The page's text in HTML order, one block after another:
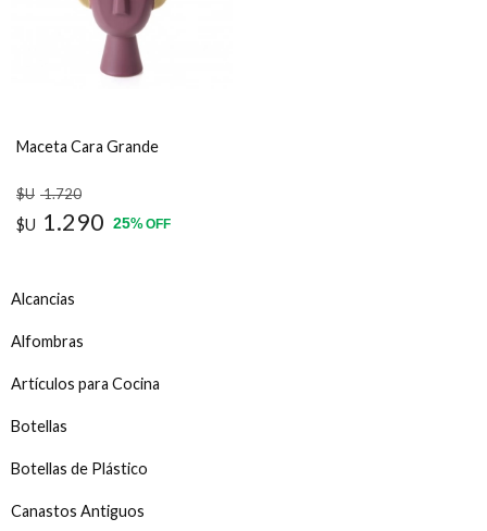
Alcancias
Alfombras
Artículos para Cocina
Botellas
Botellas de Plástico
Canastos Antiguos
Maceta Cara Grande
$U 1.720
$U 1.290 25%OFF